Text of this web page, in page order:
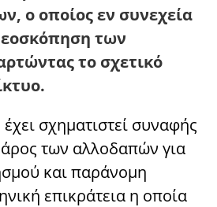
ο οποίος εν συνεχεία
των
το σχετικό
σχηματιστεί συναφής
των αλλοδαπών για
και παράνομη
επικράτεια η οποία